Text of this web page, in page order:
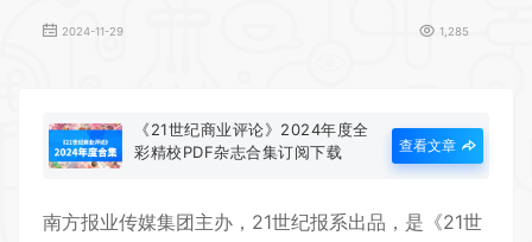
2024-11-29 1,285
《21世纪商业评论》2024年度全
彩精校PDF杂志合集订阅下载
查看文章
南方报业传媒集团主办，21世纪报系出品，是《21世